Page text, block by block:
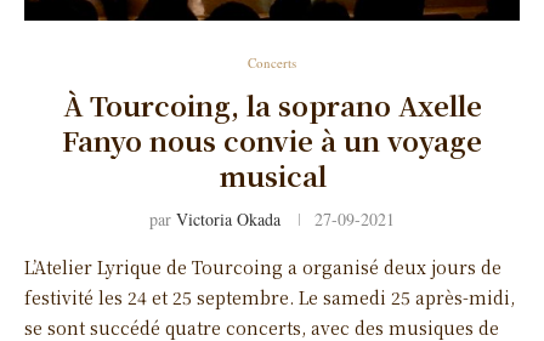
Concerts
À Tourcoing, la soprano Axelle
Fanyo nous convie à un voyage
musical
par Victoria Okada 27-09-2021
L’Atelier Lyrique de Tourcoing a organisé deux jours de
festivité les 24 et 25 septembre. Le samedi 25 après-midi,
se sont succédé quatre concerts, avec des musiques de